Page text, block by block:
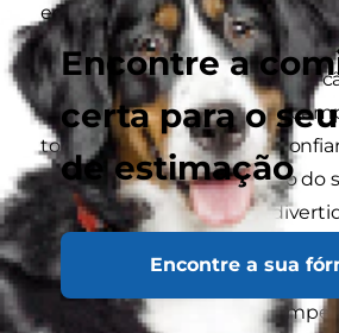
Encontre a
certa para o
de estimação
Encontre a sua
educação avançada! Até um
pode aprender novos truques.
conhecimentos adequados, o
melhor amigo e mais bem
todas as situações. Poder
comportamento adequado do
todas as interações mais
Certifique-se de que as aulas de
sempre baseadas em